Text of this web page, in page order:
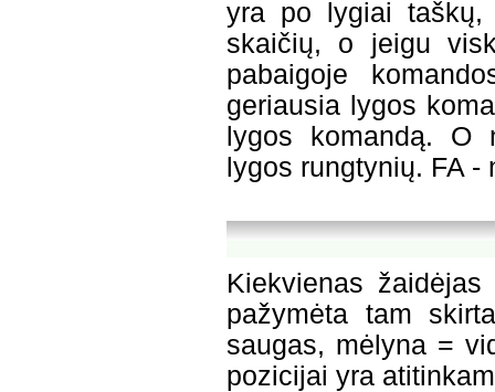
yra po lygiai taškų,
skaičių, o jeigu
pabaigoje
geriausia lygos
lygos komandą. O
lygos rungtynių. FA
Kiekvienas
pažymėta tam
saugas, mėlyna =
pozicijai yra